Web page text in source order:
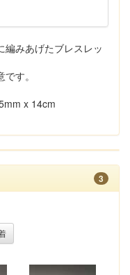
編みあげたブレスレッ
す。
x 14cm
3